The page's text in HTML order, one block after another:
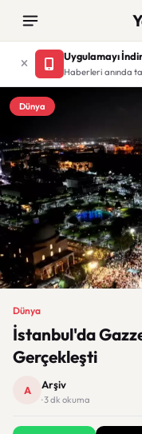
Uygulamayı
Haberleri anında
Dünya
Dünya
İstanbul'da
Gerçekleşti
A Arşiv
· 3 dk okuma